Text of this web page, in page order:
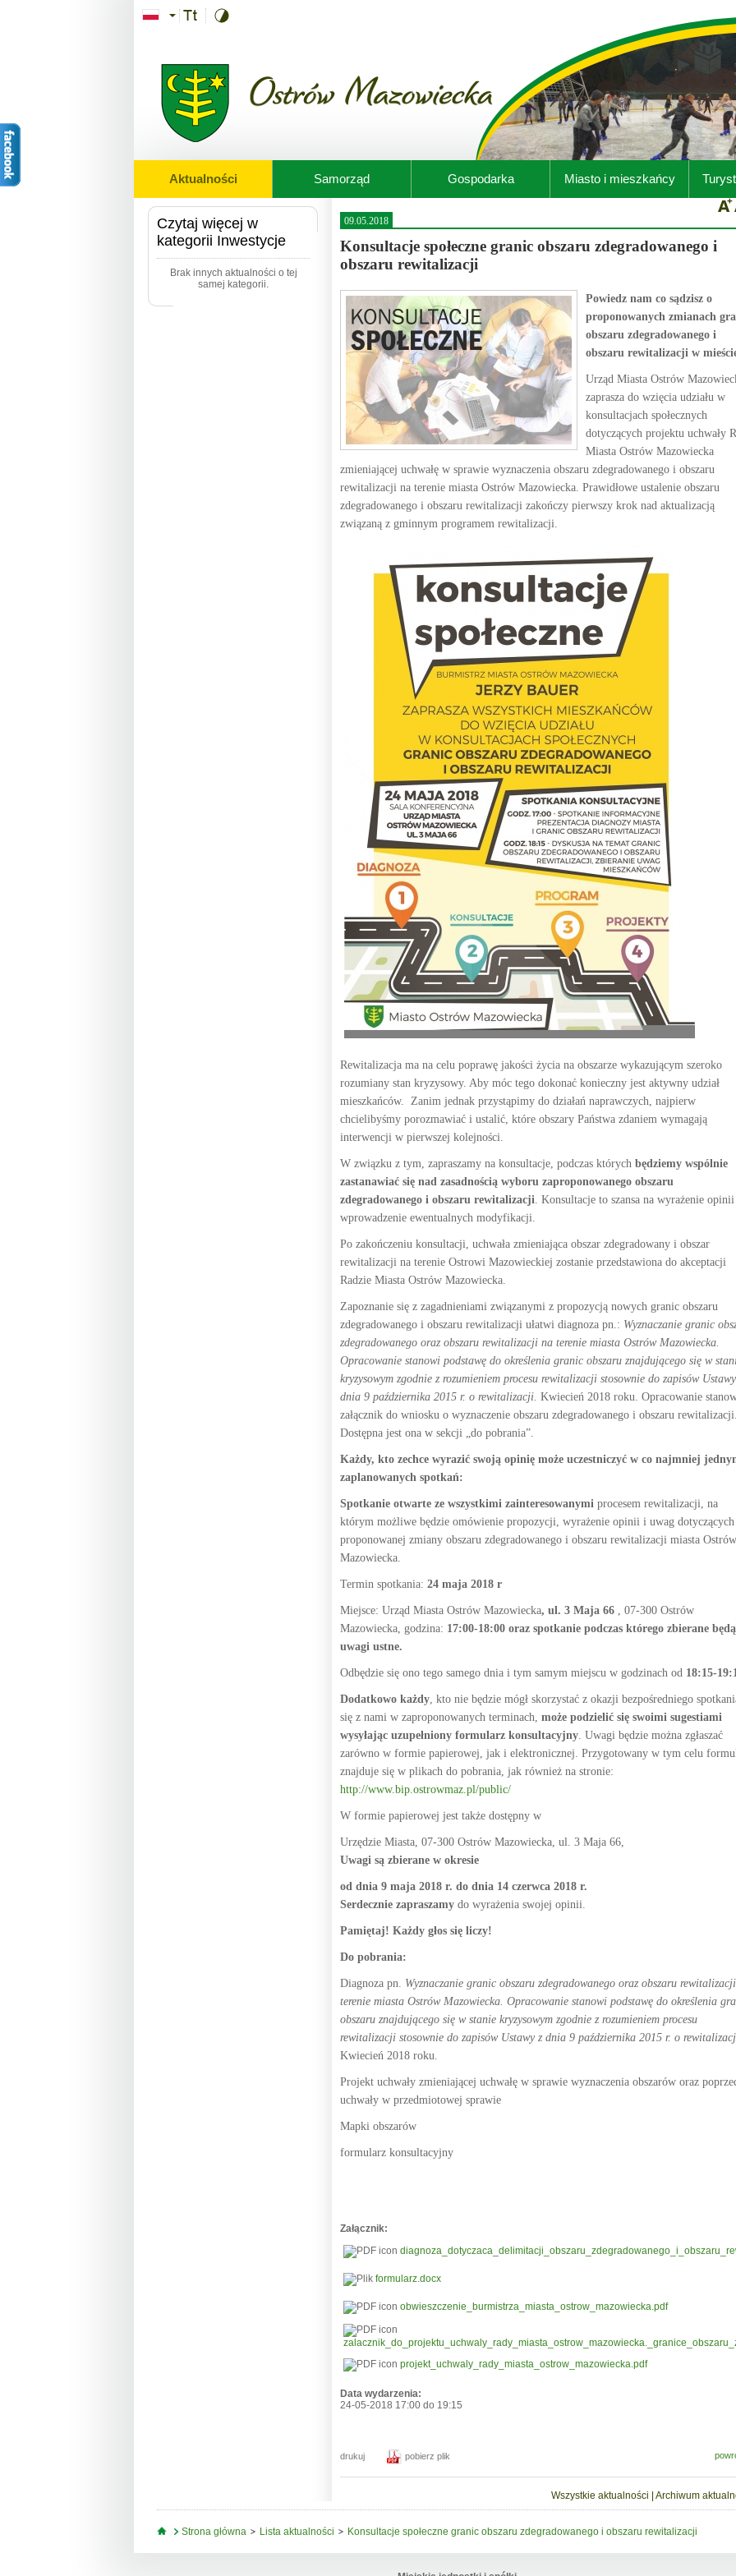
Aktualności Samorząd Gospodarka Miasto i mieszkańcy
Czytaj więcej w
kategorii Inwestycje
Brak innych aktualności o tej
samej kategorii.
09.05.2018
Konsultacje społeczne granic obszaru zdegradowanego i
obszaru rewitalizacji
Powiedz nam co sądzisz o
proponowanych zmianach
obszaru zdegradowanego i
obszaru rewitalizacji w
Urząd Miasta Ostrów
zaprasza do wzięcia udziału w
konsultacjach społecznych
dotyczących projektu uchwały
Miasta Ostrów Mazowiecka
zmieniającej uchwałę w sprawie wyznaczenia obszaru zdegradowanego i obszaru
rewitalizacji na terenie miasta Ostrów Mazowiecka. Prawidłowe ustalenie obszaru
zdegradowanego i obszaru rewitalizacji zakończy pierwszy krok nad aktualizacją
związaną z gminnym programem rewitalizacji.
Rewitalizacja ma na celu poprawę jakości życia na obszarze wykazującym szeroko
rozumiany stan kryzysowy. Aby móc tego dokonać konieczny jest aktywny udział
mieszkańców. Zanim jednak przystąpimy do działań naprawczych, najpierw
chcielibyśmy porozmawiać i ustalić, które obszary Państwa zdaniem wymagają
interwencji w pierwszej kolejności.
W związku z tym, zapraszamy na konsultacje, podczas których będziemy wspólnie
zastanawiać się nad zasadnością wyboru zaproponowanego obszaru
zdegradowanego i obszaru rewitalizacji. Konsultacje to szansa na wyrażenie
wprowadzenie ewentualnych modyfikacji.
Po zakończeniu konsultacji, uchwała zmieniająca obszar zdegradowany i obszar
rewitalizacji na terenie Ostrowi Mazowieckiej zostanie przedstawiona do akceptacji
Radzie Miasta Ostrów Mazowiecka.
Zapoznanie się z zagadnieniami związanymi z propozycją nowych granic obszaru
zdegradowanego i obszaru rewitalizacji ułatwi diagnoza pn.: Wyznaczanie granic
zdegradowanego oraz obszaru rewitalizacji na terenie miasta Ostrów Mazowiecka.
Opracowanie stanowi podstawę do określenia granic obszaru znajdującego się w
kryzysowym zgodnie z rozumieniem procesu rewitalizacji stosownie do zapisów
dnia 9 października 2015 r. o rewitalizacji. Kwiecień 2018 roku. Opracowanie
załącznik do wniosku o wyznaczenie obszaru zdegradowanego i obszaru rewitalizacji.
Dostępna jest ona w sekcji „do pobrania”.
Każdy, kto zechce wyrazić swoją opinię może uczestniczyć w co najmniej
zaplanowanych spotkań:
Spotkanie otwarte ze wszystkimi zainteresowanymi procesem rewitalizacji, na
którym możliwe będzie omówienie propozycji, wyrażenie opinii i uwag dotyczących
proponowanej zmiany obszaru zdegradowanego i obszaru rewitalizacji miasta Ostrów
Mazowiecka.
Termin spotkania: 24 maja 2018 r
Miejsce: Urząd Miasta Ostrów Mazowiecka, ul. 3 Maja 66 , 07-300 Ostrów
Mazowiecka, godzina: 17:00-18:00 oraz spotkanie podczas którego zbierane będą
uwagi ustne.
Odbędzie się ono tego samego dnia i tym samym miejscu w godzinach od 18:15-
Dodatkowo każdy, kto nie będzie mógł skorzystać z okazji bezpośredniego
się z nami w zaproponowanych terminach, może podzielić się swoimi sugestiami
wysyłając uzupełniony formularz konsultacyjny. Uwagi będzie można zgłaszać
zarówno w formie papierowej, jak i elektronicznej. Przygotowany w tym celu
znajduje się w plikach do pobrania, jak również na stronie:
http://www.bip.ostrowmaz.pl/public/
W formie papierowej jest także dostępny w
Urzędzie Miasta, 07-300 Ostrów Mazowiecka, ul. 3 Maja 66,
Uwagi są zbierane w okresie
od dnia 9 maja 2018 r. do dnia 14 czerwca 2018 r.
Serdecznie zapraszamy do wyrażenia swojej opinii.
Pamiętaj! Każdy głos się liczy!
Do pobrania:
Diagnoza pn. Wyznaczanie granic obszaru zdegradowanego oraz obszaru
terenie miasta Ostrów Mazowiecka. Opracowanie stanowi podstawę do określenia
obszaru znajdującego się w stanie kryzysowym zgodnie z rozumieniem procesu
rewitalizacji stosownie do zapisów Ustawy z dnia 9 października 2015 r. o
Kwiecień 2018 roku.
Projekt uchwały zmieniającej uchwałę w sprawie wyznaczenia obszarów oraz
uchwały w przedmiotowej sprawie
Mapki obszarów
formularz konsultacyjny
Załącznik:
formularz.docx
obwieszczenie_burmistrza_miasta_ostrow_mazowiecka.pdf
projekt_uchwaly_rady_miasta_ostrow_mazowiecka.pdf
Data wydarzenia:
24-05-2018 17:00 do 19:15
drukuj pobierz plik
Wszystkie aktualności | Archiwum
Jesteś tutaj
Strona główna Lista aktualności Konsultacje społeczne granic obszaru zdegradowanego i obszaru rewitalizacji